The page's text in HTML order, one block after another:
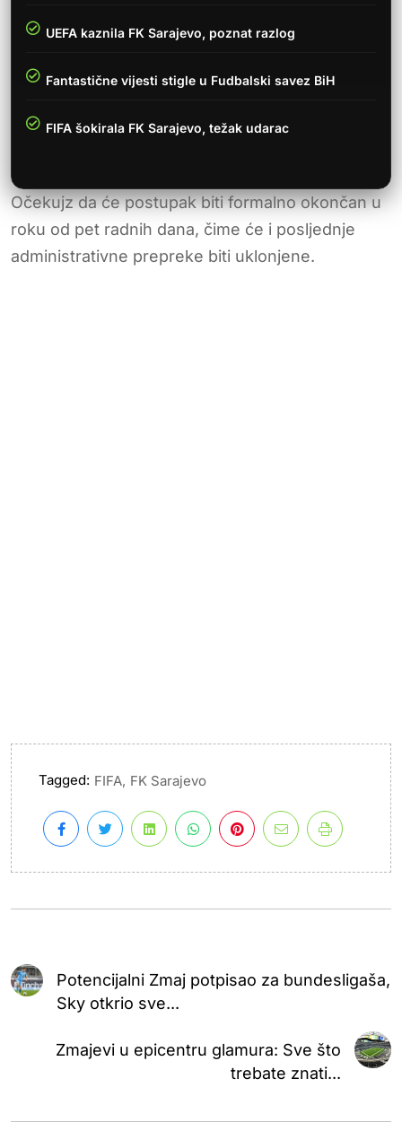
UEFA kaznila FK Sarajevo, poznat razlog
Fantastične vijesti stigle u Fudbalski savez BiH
FIFA šokirala FK Sarajevo, težak udarac
Očekujz da će postupak biti formalno okončan u
roku od pet radnih dana, čime će i posljednje
administrativne prepreke biti uklonjene.
Tagged: FIFA, FK Sarajevo
Potencijalni Zmaj potpisao za bundesligaša,
Sky otkrio sve...
Zmajevi u epicentru glamura: Sve što
trebate znati...